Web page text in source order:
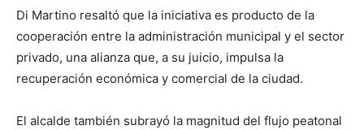
Di Martino resaltó que la iniciativa es producto de la
cooperación entre la administración municipal y el sector
privado, una alianza que, a su juicio, impulsa la
recuperación económica y comercial de la ciudad.
El alcalde también subrayó la magnitud del flujo peatonal